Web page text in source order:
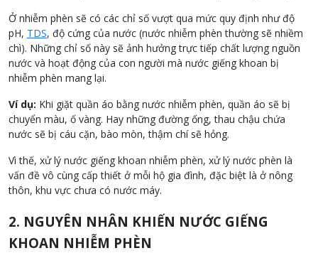
Ở nhiễm phèn sẽ có các chỉ số vượt qua mức quy định như độ
pH, TDS, độ cứng của nước (nước nhiễm phèn thường sẽ nhiềm
chì). Những chỉ số này sẽ ảnh hưởng trực tiếp chất lượng nguồn
nước và hoạt động của con người mà nước giếng khoan bị
nhiễm phèn mang lại.
Ví dụ: Khi giặt quần áo bằng nước nhiễm phèn, quần áo sẽ bị
chuyển màu, ố vàng. Hay những đường ống, thau chậu chứa
nước sẽ bị cáu cặn, bào mòn, thậm chí sẽ hỏng.
Vì thế, xử lý nước giếng khoan nhiễm phèn, xử lý nước phèn là
vấn đề vô cùng cấp thiết ở mỗi hộ gia đình, đặc biệt là ở nông
thôn, khu vực chưa có nước máy.
2. NGUYÊN NHÂN KHIẾN NƯỚC GIẾNG
KHOAN NHIỄM PHÈN